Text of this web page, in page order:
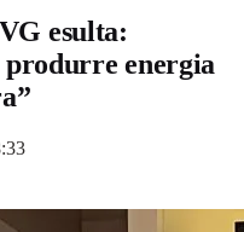
esulta:
produrre energia